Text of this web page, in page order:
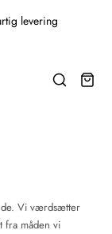
levering
Vi værdsætter
fra måden vi